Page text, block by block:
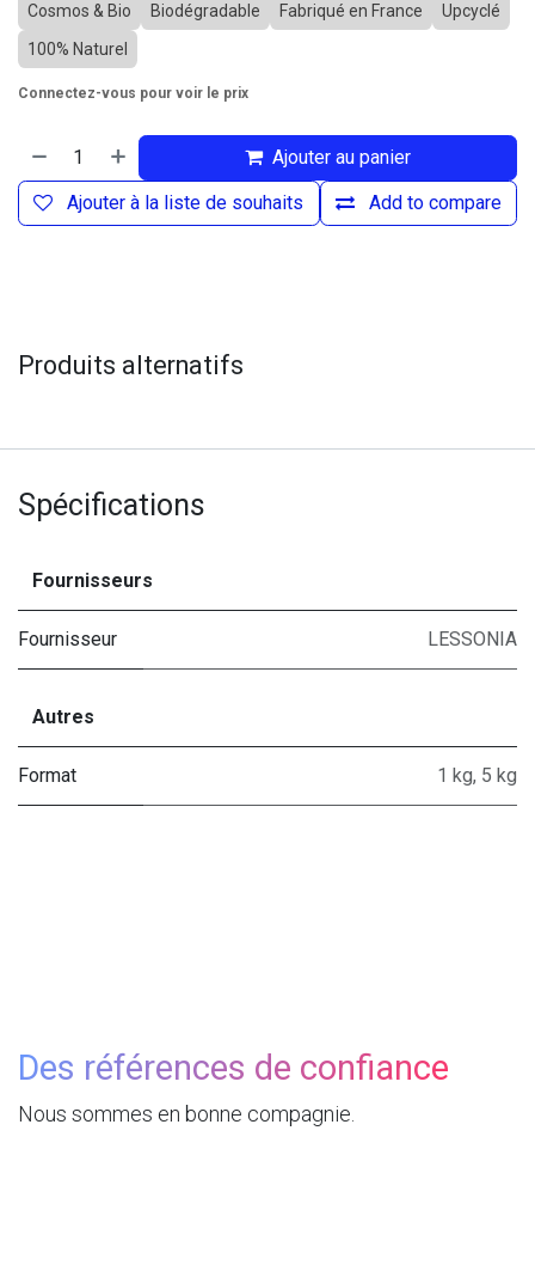
Cosmos & Bio Biodégradable Fabriqué en France
Upcyclé
100% Naturel
Connectez-vous pour voir le prix
Ajouter au panier
Add to compare
Ajouter à la liste de souhaits
Produits alternatifs
Spécifications
Fournisseurs
Fournisseur LESSONIA
Autres
Format 1 kg, 5 kg
Des références de confiance
Nous sommes en bonne compagnie.